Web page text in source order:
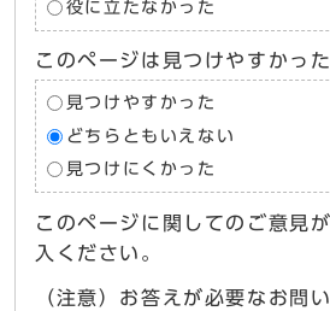
役に立たなかった
このページは見つけやすかっ
見つけやすかった
どちらともいえない
見つけにくかった
このページに関してのご意見
入ください。
（注意）お答えが必要なお問